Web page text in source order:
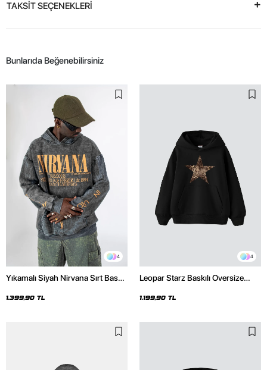
TAKSİT SEÇENEKLERİ
Bunlarıda Beğenebilirsiniz
4
Yıkamalı Siyah Nirvana Sırt Baskılı
1.399,90 TL
4
Leopar Starz Baskılı Oversize
1.199,90 TL